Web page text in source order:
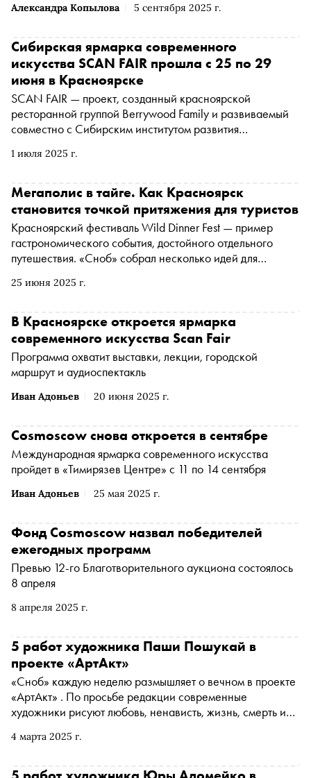
Александра Копылова 5 сентября 2025 г.
1 июля 2025 г.
Сибирская ярмарка современного
искусства SCAN FAIR прошла с 25 по 29
июня в Красноярске
SCAN FAIR — проект, созданный красноярской
ресторанной группой Berrywood Family и развиваемый
совместно с Сибирским институтом развития
стенды представили 43 художника и арт-группы, пять
городов Урала, Сибири и Дальнего Востока
25 июня 2025 г.
Мегаполис в тайге. Как Красноярск
становится точкой притяжения для туристов
Красноярский фестиваль Wild Dinner Fest — пример
гастрономического события, достойного отдельного
путешествия. «Сноб» собрал несколько идей для
Иван Адоньев 20 июня 2025 г.
В Красноярске откроется ярмарка
современного искусства Scan Fair
Программа охватит выставки, лекции, городской
маршрут и аудиоспектакль
Иван Адоньев 25 мая 2025 г.
Cosmoscow снова откроется в сентябре
Международная ярмарка современного искусства
пройдет в «Тимирязев Центре» с 11 по 14 сентября
8 апреля 2025 г.
Фонд Cosmoscow назвал победителей
ежегодных программ
Превью 12-го Благотворительного аукциона состоялось
8 апреля
4 марта 2025 г.
5 работ художника Паши Пошукай в
проекте «АртАкт»
«Сноб» каждую неделю размышляет о вечном в проекте
«АртАкт» . По просьбе редакции современные
художники рисуют любовь, ненависть, жизнь, смерть и